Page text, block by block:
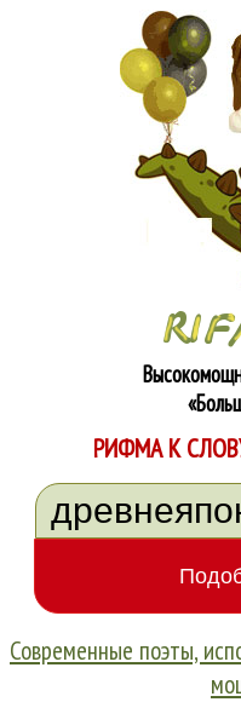
РИФМА К
Современные поэты,